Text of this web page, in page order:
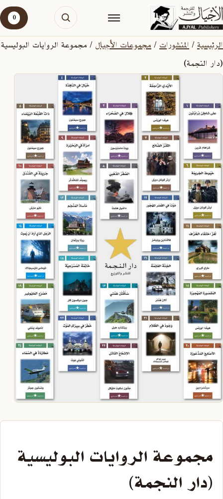
0
الرئيسية/المنشورات/مجموعات الأجيال / مجموعة الروايات البوليسية
(دار النجمة)
مجموعة الروايات البوليسية
(دار النجمة)